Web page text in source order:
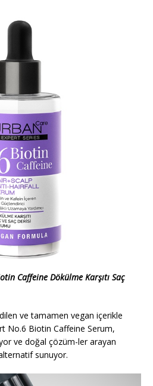
Caffeine Dökülme Karşıtı Saç
ve tamamen vegan içerikle
No.6 Biotin Caffeine Serum,
ve doğal çözüm-ler arayan
sunuyor.